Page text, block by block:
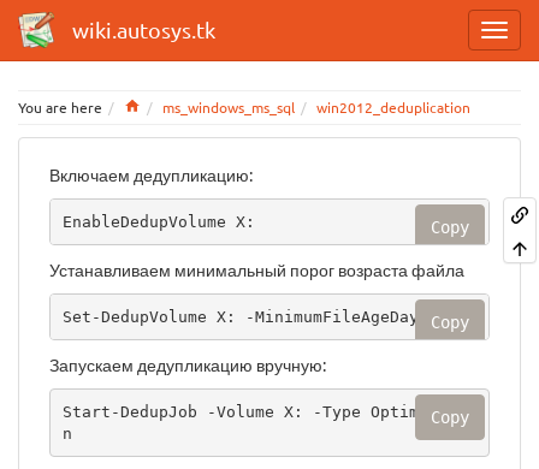
wiki.autosys.tk
You are here Homems_windows_ms_sql win2012_deduplication
Включаем дедупликацию:
EnableDedupVolume X: Copy
Устанавливаем минимальный порог возраста файла
Set-DedupVolume X: -MinimumFileAgeDays 0Copy
Запускаем дедупликацию вручную:
Start-DedupJob -Volume X: -Type Optimizatio
n
Copy